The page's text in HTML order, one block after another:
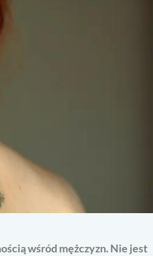
wśród mężczyzn. Nie jest